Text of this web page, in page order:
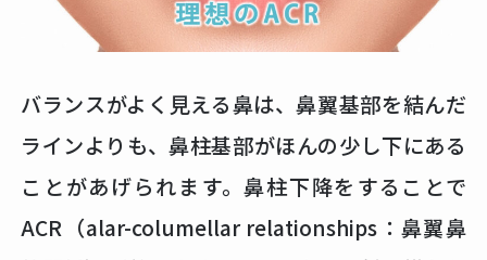
バランスがよく見える鼻は、鼻翼基部を結んだ
ラインよりも、鼻柱基部がほんの少し下にある
ことがあげられます。鼻柱下降をすることで
ACR（alar-columellar relationships：鼻翼鼻